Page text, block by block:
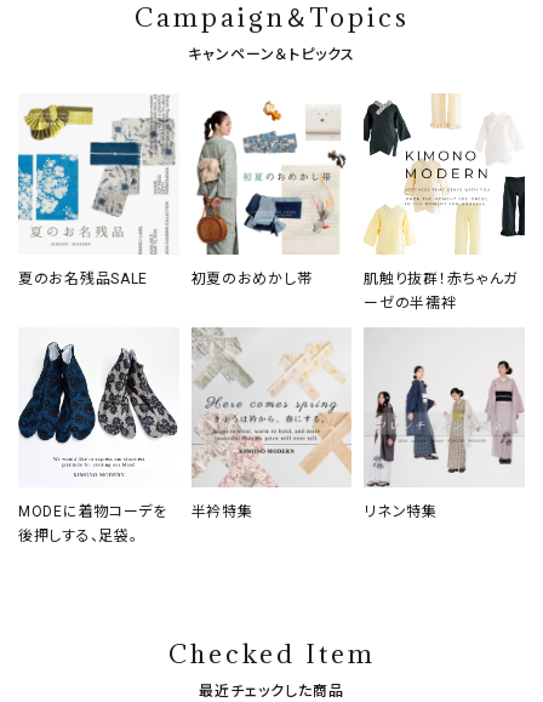
Campaign＆Topics
キャンペーン＆トピックス
夏のお名残品SALE 初夏のおめかし帯
肌触り抜群！赤ちゃんガ
ーゼの半襦袢
MODEに着物コーデを
後押しする、足袋。
半衿特集 リネン特集
Checked Item
最近チェックした商品